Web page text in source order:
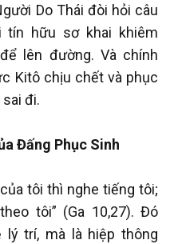
Do Thái đòi hỏi câu
tín hữu sơ khai khiêm
lên đường. Và chính
Kitô chịu chết và phục
đi.
Đấng Phục Sinh
tôi thì nghe tiếng tôi;
tôi” (Ga 10,27). Đó
lý trí, mà là hiệp thông